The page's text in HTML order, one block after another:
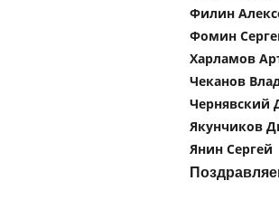
Филин
Фомин
Харламов
Чеканов
Чернявский
Якунчиков
Янин Сергей